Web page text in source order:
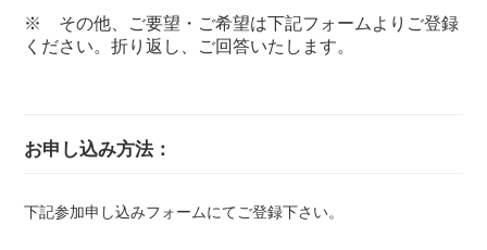
※ その他、ご要望・ご希望は下記フォームよりご登録
ください。折り返し、ご回答いたします。
お申し込み方法：
下記参加申し込みフォームにてご登録下さい。